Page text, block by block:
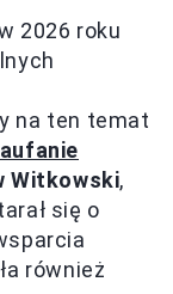
2026 roku
na ten temat
Witkowski,
się o
również